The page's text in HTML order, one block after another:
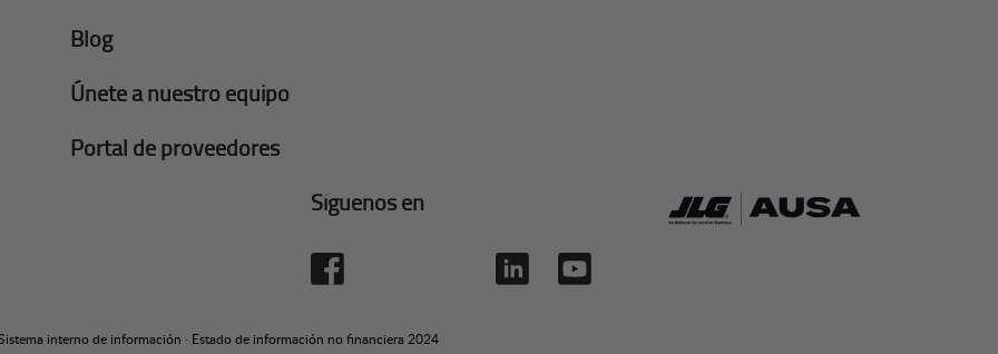
Blog
Únete a nuestro equipo
Portal de proveedores
Síguenos en
interno de información · Estado de información no financiera 2024